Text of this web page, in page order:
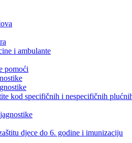
i ambulante
pomoći
kod specifičnih i nespecifičnih
djece do 6. godine i imunizaciju